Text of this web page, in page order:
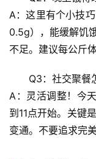
A：这里有个小技
0.5g），能缓解饥
不足。建议每公斤
Q3：社交聚餐
A：灵活调整！今
到11点开始。关键
变通。 不要追求完